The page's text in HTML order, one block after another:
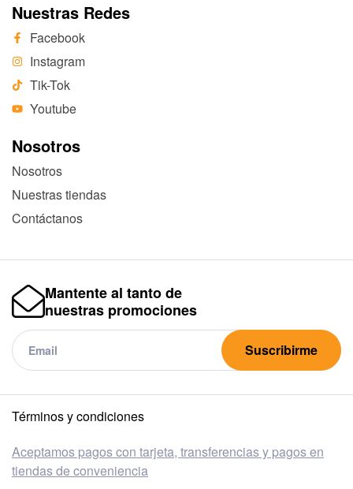
Nuestras Redes
Facebook
Instagram
Tik-Tok
Youtube
Nosotros
Nosotros
Nuestras tiendas
Contáctanos
Mantente al tanto de
nuestras promociones
Suscribirme
Términos y condiciones
Aceptamos pagos con tarjeta, transferencias y pagos en
tiendas de conveniencia